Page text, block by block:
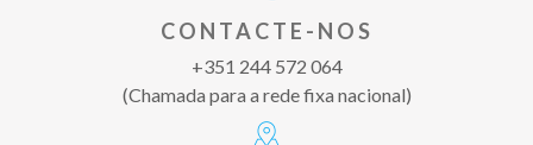
CONTACTE-NOS
+351 244 572 064
(Chamada para a rede fixa nacional)